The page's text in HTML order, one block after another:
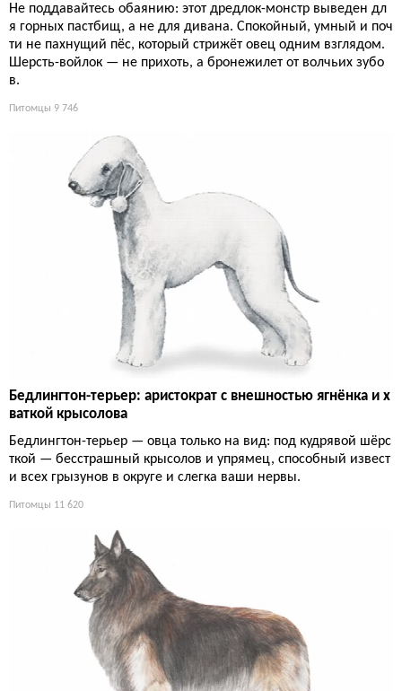
Не поддавайтесь обаянию: этот дредлок-монстр выведен дл
я горных пастбищ, а не для дивана. Спокойный, умный и поч
ти не пахнущий пёс, который стрижёт овец одним взглядом.
Шерсть-войлок — не прихоть, а бронежилет от волчьих зубо
в.
Питомцы 9 746
Бедлингтон-терьер: аристократ с внешностью ягнёнка и х
ваткой крысолова
Бедлингтон-терьер — овца только на вид: под кудрявой шёрс
ткой — бесстрашный крысолов и упрямец, способный извест
и всех грызунов в округе и слегка ваши нервы.
Питомцы 11 620